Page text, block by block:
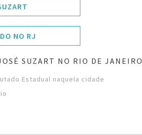
NO RJ
SUZART NO RIO DE JANEIRO
Estadual naquela cidade